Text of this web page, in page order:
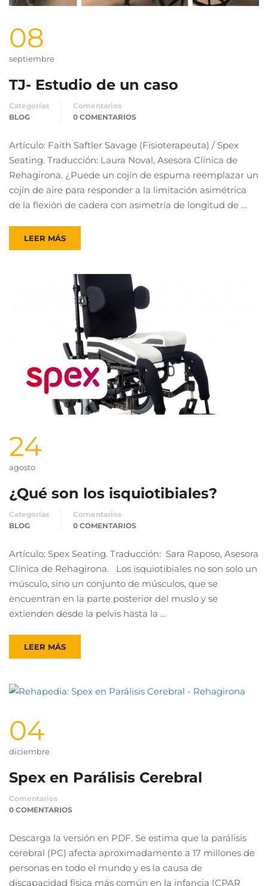
08
septiembre
TJ- Estudio de un caso
Categorías
BLOG
Comentarios
0 COMENTARIOS
Artículo: Faith Saftler Savage (Fisioterapeuta) / Spex
Seating. Traducción: Laura Noval, Asesora Clínica de
Rehagirona. ¿Puede un cojín de espuma reemplazar un
cojín de aire para responder a la limitación asimétrica
de la flexión de cadera con asimetría de longitud de …
LEER MÁS
24
agosto
¿Qué son los isquiotibiales?
Categorías
BLOG
Comentarios
0 COMENTARIOS
Artículo: Spex Seating. Traducción: Sara Raposo, Asesora
Clínica de Rehagirona. Los isquiotibiales no son solo un
músculo, sino un conjunto de músculos, que se
encuentran en la parte posterior del muslo y se
extienden desde la pelvis hasta la …
LEER MÁS
04
diciembre
Spex en Parálisis Cerebral
Comentarios
0 COMENTARIOS
Descarga la versión en PDF. Se estima que la parálisis
cerebral (PC) afecta aproximadamente a 17 millones de
personas en todo el mundo y es la causa de
discapacidad física más común en la infancia (CPAR